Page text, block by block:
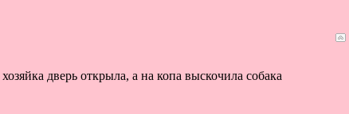
дверь открыла, а на копа выскочила собака